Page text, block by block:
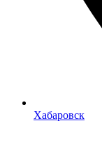
Хабаровск